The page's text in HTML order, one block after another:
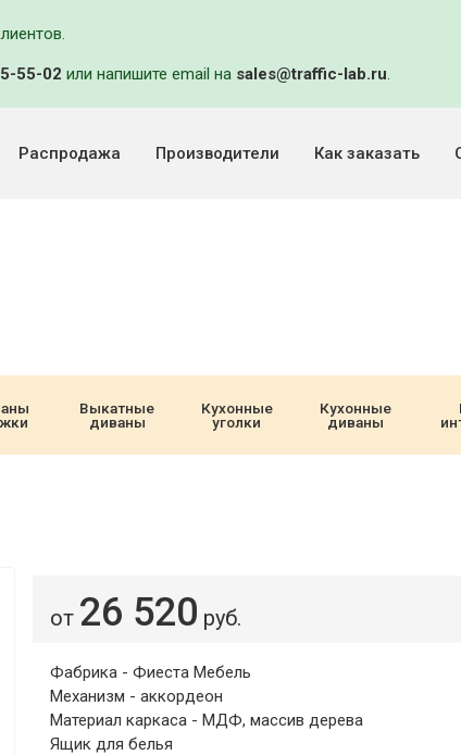
55-02 или напишите email на sales@traffic-lab.ru.
Распродажа Производители Как заказать
Выкатные
диваны
Кухонные
уголки
Кухонные
диваны
от 26 520 руб.
Фабрика - Фиеста Мебель
Механизм - аккордеон
Материал каркаса - МДФ, массив дерева
Ящик для белья